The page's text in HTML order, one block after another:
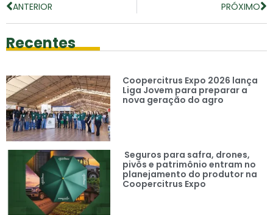
ANTERIOR PRÓXIMO
Recentes
Coopercitrus Expo 2026 lança
Liga Jovem para preparar a
nova geração do agro
Seguros para safra, drones,
pivôs e patrimônio entram no
planejamento do produtor na
Coopercitrus Expo